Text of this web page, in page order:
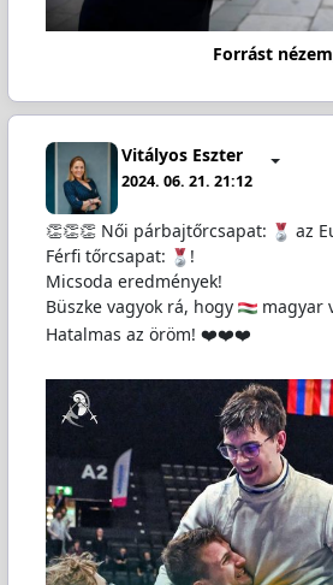
Forrást
Vitályos Eszter
2024. 06. 21. 21:12
👏👏👏 Női párbajtőrcsapat:
az
Férfi tőrcsapat:
!
Micsoda eredmények!
Büszke vagyok rá, hogy
magyar
Hatalmas az öröm! ❤️❤️❤️